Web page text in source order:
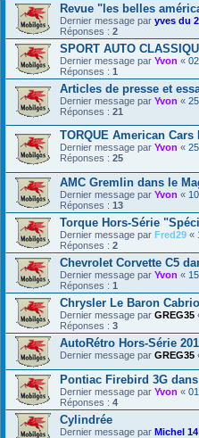
Revue "les belles
Dernier message par yves du
Réponses : 2
SPORT AUTO
Dernier message par Yvon «
Réponses : 1
Articles de presse et
Dernier message par Yvon «
Réponses : 21
TORQUE American Cars
Dernier message par Yvon «
Réponses : 25
AMC Gremlin dans le
Dernier message par Yvon «
Réponses : 13
Torque Hors-Série
Dernier message par Fred29 «
Réponses : 2
Chevrolet Corvette C5
Dernier message par Yvon «
Réponses : 1
Chrysler Le Baron
Dernier message par GREG35
Réponses : 3
AutoRétro Hors-Série
Dernier message par GREG35
Pontiac Firebird 3G
Dernier message par Yvon «
Réponses : 4
Cylindrée
Dernier message par Michel 14